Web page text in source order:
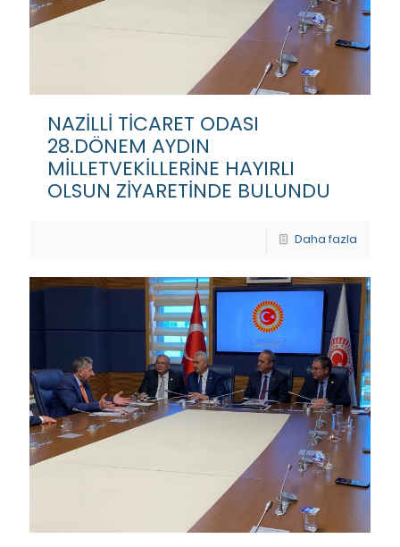
NAZİLLİ TİCARET ODASI
28.DÖNEM AYDIN
MİLLETVEKİLLERİNE HAYIRLI
OLSUN ZİYARETİNDE BULUNDU
Daha fazla